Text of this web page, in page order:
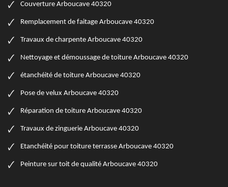
Couverture Arboucave 40320
Remplacement de faitage Arboucave 40320
Travaux de charpente Arboucave 40320
Nettoyage et démoussage de toiture Arboucave 40320
étanchéité de toiture Arboucave 40320
Pose de velux Arboucave 40320
Réparation de toiture Arboucave 40320
Travaux de zinguerie Arboucave 40320
Etanchéité pour toiture terrasse Arboucave 40320
Peinture sur toit de qualité Arboucave 40320